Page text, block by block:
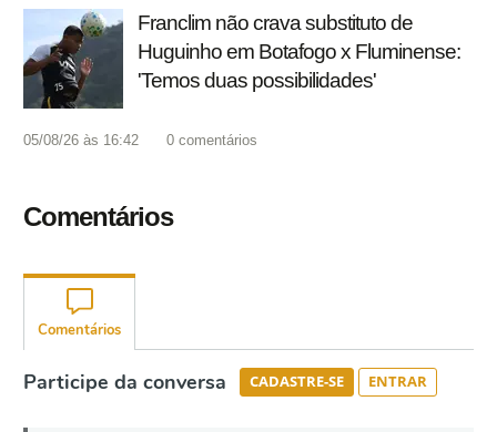
Franclim não crava substituto de
Huguinho em Botafogo x Fluminense:
'Temos duas possibilidades'
05/08/26 às 16:42 0 comentários
Comentários